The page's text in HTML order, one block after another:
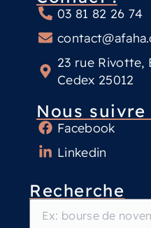
Recherche
03 81 82 26 74
23 rue Rivotte,
Cedex 25012
Nous suivre
Facebook
Linkedin